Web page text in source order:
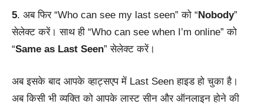
5. अब फिर “Who can see my last seen” को “ Nobody”
सेलेक्ट करें। साथ ही “Who can see when I’m online” को
“Same as Last Seen” सेलेक्ट करें।
अब इसके बाद आपके व्हाट्सएप में Last Seen हाइड हो चुका है।
अब किसी भी व्यक्ति को आपके लास्ट सीन और ऑनलाइन होने की